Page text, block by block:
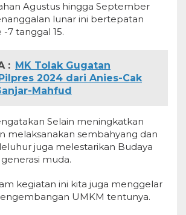
Agustus hingga September
lunar ini bertepatan
7 tanggal 15.
: MK Tolak Gugatan
2024 dari Anies-Cak
Mahfud
Selain meningkatkan
melaksanakan sembahyang dan
juga melestarikan Budaya
muda.
kegiatan ini kita juga menggelar
UMKM tentunya.